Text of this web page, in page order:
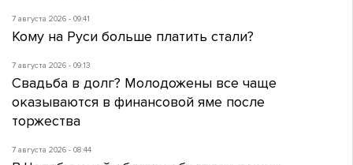
7 августа 2026 - 09:41
Кому на Руси больше платить стали?
7 августа 2026 - 09:13
Свадьба в долг? Молодожены все чаще
оказываются в финансовой яме после
торжества
7 августа 2026 - 08:44